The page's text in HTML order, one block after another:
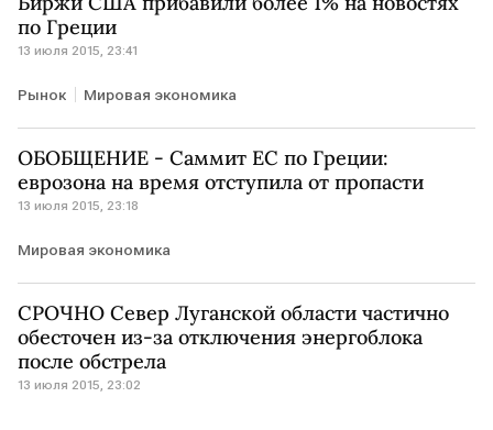
по Греции
13 июля 2015, 23:41
Рынок Мировая экономика
ОБОБЩЕНИЕ - Саммит ЕС по Греции:
еврозона на время отступила от пропасти
13 июля 2015, 23:18
Мировая экономика
СРОЧНО Север Луганской области частично
обесточен из-за отключения энергоблока
после обстрела
13 июля 2015, 23:02